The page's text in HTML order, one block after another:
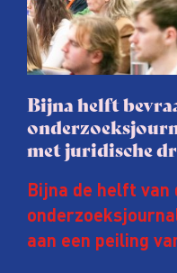
Bijna helft
met juridische
Bijna de helft van
aan een peiling